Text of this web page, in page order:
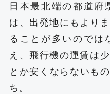
日本最北端の都道府
は、出発地にもより
ることが多いのでは
え、飛行機の運賃は
とか安くならないも
ち。